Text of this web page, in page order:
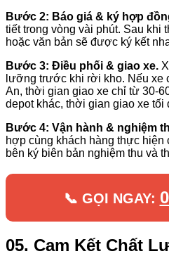
Bước 2: Báo giá & ký hợp
tiết trong vòng vài phút. Sau khi
hoặc văn bản sẽ được ký kết
Bước 3: Điều phối & giao xe.
lưỡng trước khi rời kho. Nếu xe
An, thời gian giao xe chỉ từ 30-
depot khác, thời gian giao xe tối
Bước 4: Vận hành & nghiệm
hợp cùng khách hàng thực hiện
bên ký biên bản nghiệm thu và
📞 GỌI NGAY:
05. Cam Kết Chất